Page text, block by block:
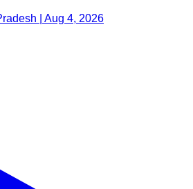
| Aug 4, 2026